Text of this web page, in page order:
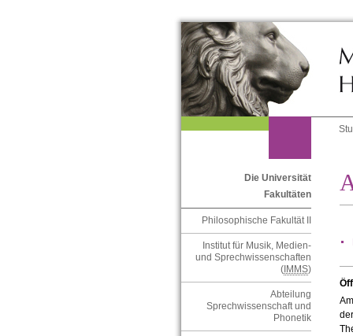
Die Universität
Fakultäten
Philosophische Fakultät II
Institut für Musik, Medien-
und Sprechwissenschaften
(IMMS)
Abteilung
Sprechwissenschaft und
Phonetik